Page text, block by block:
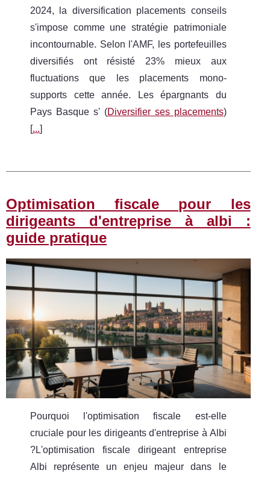
2024, la diversification placements conseils
s'impose comme une stratégie patrimoniale
incontournable. Selon l'AMF, les portefeuilles
diversifiés ont résisté 23% mieux aux
fluctuations que les placements mono-
supports cette année. Les épargnants du
Pays Basque s' (Diversifier ses placements)
[...]
Optimisation fiscale pour les
dirigeants d'entreprise à albi :
guide pratique
Pourquoi l'optimisation fiscale est-elle
cruciale pour les dirigeants d'entreprise à Albi
?L'optimisation fiscale dirigeant entreprise
Albi représente un enjeu majeur dans le